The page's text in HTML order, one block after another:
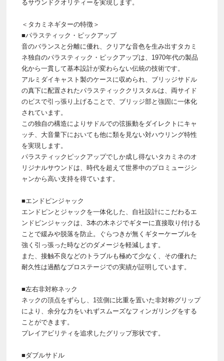
るサウンドクオリティーを実現します。
＜タカミネギターの特徴＞
■パラスティック・ピックアップ
音のバランスと分離に優れ、クリアな音色を生み出すタカミ
ネ独自のパラスティック・ピックアップは、1970年代の製品
化から一貫して基本設計が変わらない伝統の技術です。
アルミダイキャスト製のケースに収められ、ブリッジサドル
の真下に配置されたパラスティッククリスタルは、両サイド
のビスで引っ張り上げることで、ブリッジ部と強固に一体化
されています。
この独自の構造によりサドルでの弦振動をダイレクトにキャ
ッチ、大音量下においても他に類を見ない対ハウリング特性
を実現します。
パラスティックピックアップでしか成し得ないタカミネのオ
リジナルサウンドは、時代を超えて世界中のプロミュージシ
ャンから高い支持を得ています。
■エンドピンジャック
エンドピンとジャックを一体化した、自社設計にこだわるエ
ンドピンジャックは、3本の木ネジでギターに直接取り付ける
ことで緩みや脱落を防止。ぐらつきが無くギターケーブルを
強く引っ張った時などのダメージを軽減します。
また、接触不良などのトラブルも極めて少なく、その優れた
耐久性は過酷なプロステージでの実績が証明しています。
■左右非対称ネック
ネックの頂点をずらし、1弦側に比重を置いた非対称グリップ
により、余分な力をいれずスムーズなフィンガリングをする
ことができます。
プレイアビリティを追求したグリップ形状です。
■ダブルサドル